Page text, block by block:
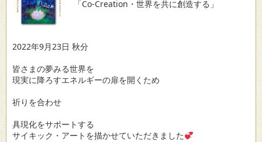
「Co-Creation・世界を共に創造する」
2022年9月23日 秋分
皆さまの夢みる世界を
現実に降ろすエネルギーの扉を開くため
祈りを合わせ
具現化をサポートする
サイキック・アートを描かせていただきました